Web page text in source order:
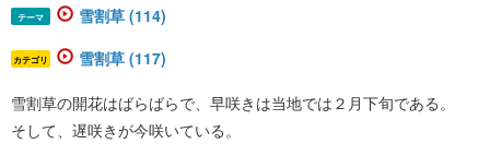
テーマ 雪割草 (114)
カテゴリ 雪割草 (117)
雪割草の開花はばらばらで、早咲きは当地では２月下旬である。
そして、遅咲きが今咲いている。